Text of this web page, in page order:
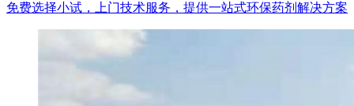
免费选择小试，上门技术服务，提供一站式环保药剂解决方案